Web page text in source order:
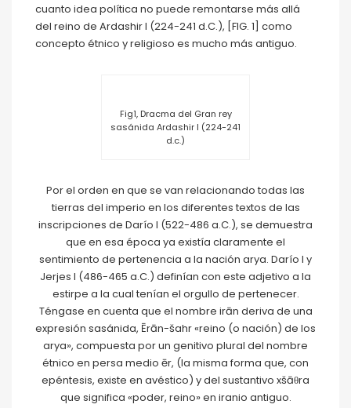
cuanto idea política no puede remontarse más allá
del reino de Ardashir I (224-241 d.C.), [FIG. 1] como
concepto étnico y religioso es mucho más antiguo.
Fig1, Dracma del Gran rey
sasánida Ardashir I (224-241
d.c.)
Por el orden en que se van relacionando todas las
tierras del imperio en los diferentes textos de las
inscripciones de Darío I (522-486 a.C.), se demuestra
que en esa época ya existía claramente el
sentimiento de pertenencia a la nación arya. Darío I y
Jerjes I (486-465 a.C.) definían con este adjetivo a la
estirpe a la cual tenían el orgullo de pertenecer.
Téngase en cuenta que el nombre irān deriva de una
expresión sasánida, Ērān-šahr «reino (o nación) de los
arya», compuesta por un genitivo plural del nombre
étnico en persa medio ēr, (la misma forma que, con
epéntesis, existe en avéstico) y del sustantivo xšāθra
que significa «poder, reino» en iranio antiguo.